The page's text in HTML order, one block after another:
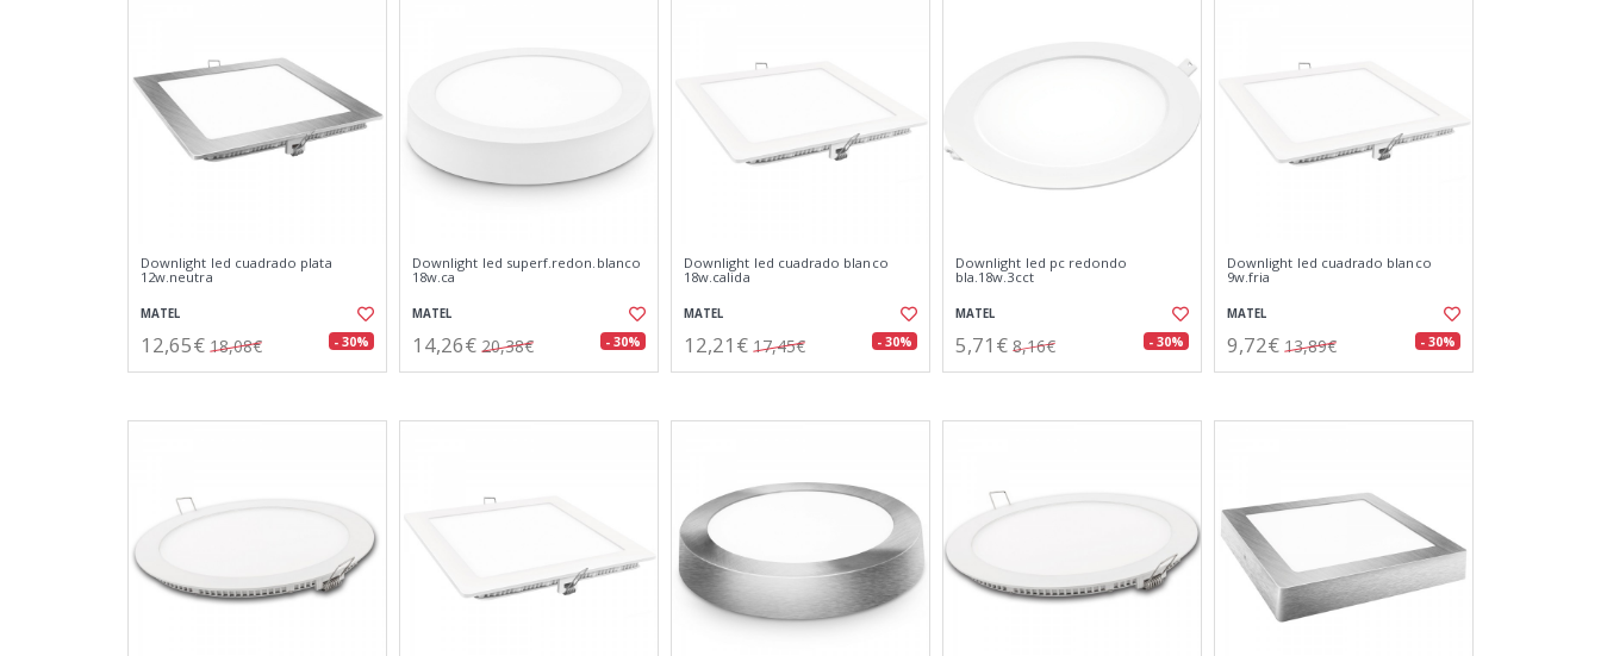
Downlight led cuadrado plata
12w.neutra
MATEL
12,65€ 18,08€ - 30%
Downlight led superf.redon.blanco
18w.ca
MATEL
14,26€ 20,38€ - 30%
Downlight led cuadrado blanco
18w.calida
MATEL
12,21€ 17,45€ - 30%
Downlight led pc redondo
bla.18w.3cct
MATEL
5,71€ 8,16€ - 30%
Downlight led cuadrado blanco
9w.fria
MATEL
9,72€ 13,89€ - 30%